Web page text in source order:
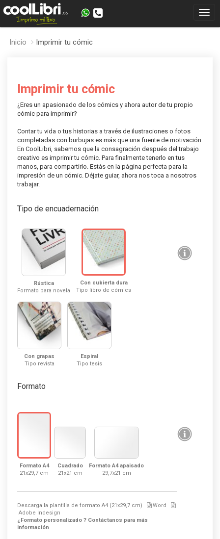
Inicio Imprimir tu cómic
Imprimir tu cómic
¿Eres un apasionado de los cómics y ahora autor de tu propio
cómic para imprimir?
Contar tu vida o tus historias a través de ilustraciones o fotos
completadas con burbujas es más que una fuente de motivación.
En CoolLibri, sabemos que la consagración después del trabajo
creativo es imprimir tu cómic. Para finalmente tenerlo en tus
manos, para compartirlo. Estás en la página perfecta para la
impresión de un cómic. Déjate guiar, ahora nos toca a nosotros
trabajar.
Tipo de encuadernación
Rústica
Formato para novela
Con cubierta dura
Tipo libro de cómics
Con grapas
Tipo revista
Espiral
Tipo tesis
Formato
Formato A4
21x29,7 cm
Cuadrado
21x21 cm
Formato A4 apaisado
29,7x21 cm
Descarga la plantilla de formato A4 (21x29,7 cm)
Word
Adobe Indesign
¿Formato personalizado ? Contáctanos para más
información